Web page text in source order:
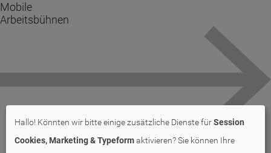
Mobile
Arbeitsbühnen
Hallo! Könnten wir bitte einige zusätzliche Dienste fürSession
Cookies, Marketing & Typeformaktivieren? Sie können Ihre